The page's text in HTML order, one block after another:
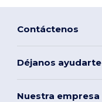
Contáctenos
Déjanos ayudarte
Nuestra empresa